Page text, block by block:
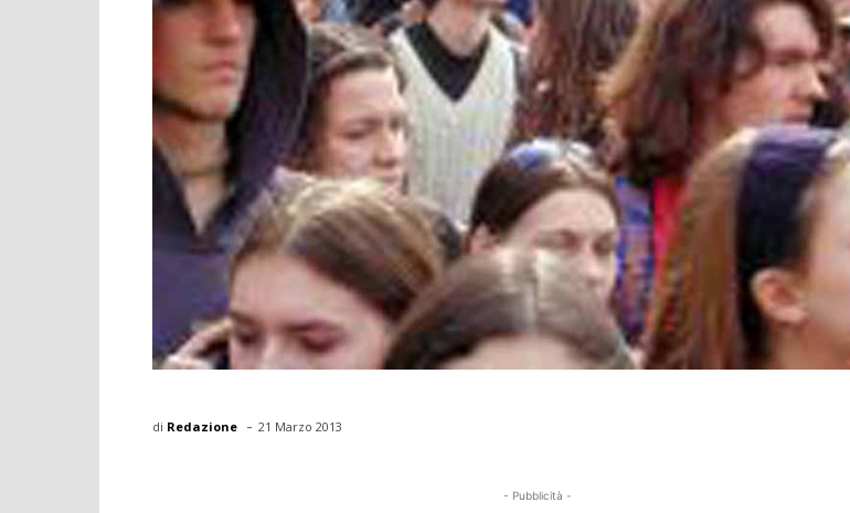
di Redazione - 21 Marzo 2013
- Pubblicità -